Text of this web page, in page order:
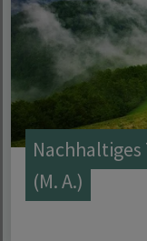
(M. A.)